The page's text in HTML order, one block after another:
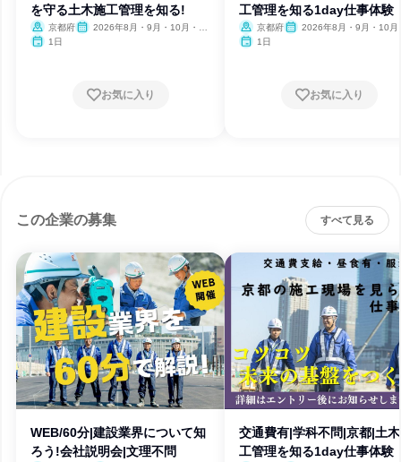
を守る土木施工管理を知る!
京都府
2026年8月・9月・10月・11
1日
お気に入り
工管理を知る1day仕事体験
京都府
2026年8月・9月・10月
1日
お気に入り
この企業の募集 すべて見る
WEB/60分|建設業界について知
ろう!会社説明会|文理不問
交通費有|学科不問|京都|土
工管理を知る1day仕事体験